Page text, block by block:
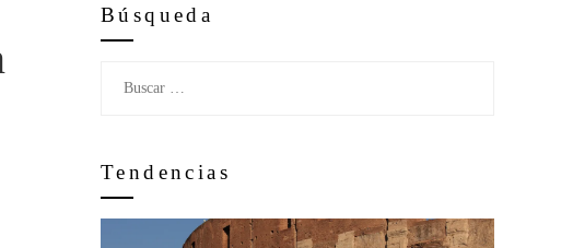
Búsqueda
Tendencias